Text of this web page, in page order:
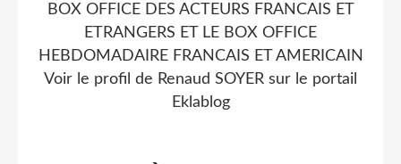
BOX OFFICE DES ACTEURS FRANCAIS ET
ETRANGERS ET LE BOX OFFICE
HEBDOMADAIRE FRANCAIS ET AMERICAIN
Voir le profil de Renaud SOYER sur le portail
Eklablog